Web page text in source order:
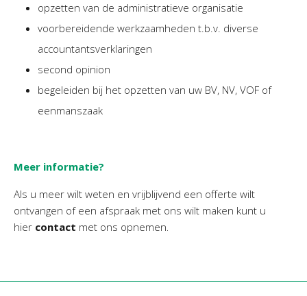
opzetten van de administratieve organisatie
voorbereidende werkzaamheden t.b.v. diverse
accountantsverklaringen
second opinion
begeleiden bij het opzetten van uw BV, NV, VOF of
eenmanszaak
Meer informatie?
Als u meer wilt weten en vrijblijvend een offerte wilt
ontvangen of een afspraak met ons wilt maken kunt u
hier contact met ons opnemen.